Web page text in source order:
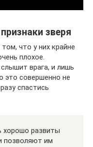
зверя
что у них крайне
плохое.
врага, и лишь
это совершенно не
спастись
хорошо развиты
позволяют им